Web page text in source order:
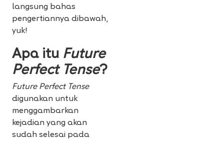
langsung bahas
pengertiannya dibawah,
yuk!
Apa itu Future
Perfect Tense?
Future Perfect Tense
digunakan untuk
menggambarkan
kejadian yang akan
sudah selesai pada